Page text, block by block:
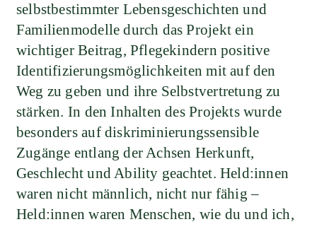
selbstbestimmter Lebensgeschichten und
Familienmodelle durch das Projekt ein
wichtiger Beitrag, Pflegekindern positive
Identifizierungsmöglichkeiten mit auf den
Weg zu geben und ihre Selbstvertretung zu
stärken. In den Inhalten des Projekts wurde
besonders auf diskriminierungssensible
Zugänge entlang der Achsen Herkunft,
Geschlecht und Ability geachtet. Held:innen
waren nicht männlich, nicht nur fähig –
Held:innen waren Menschen, wie du und ich,